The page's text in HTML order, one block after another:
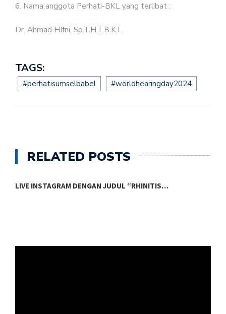
6. Nama anggota Perhati-BKL yang terlibat :
Dr. Ahmad HIfni, Sp.T.H.T.B.K.L.
TAGS:
#perhatisumselbabel #worldhearingday2024
RELATED POSTS
LIVE INSTAGRAM DENGAN JUDUL “RHINITIS…